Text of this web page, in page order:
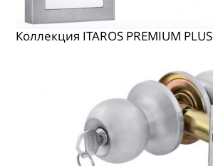
Коллекция ITAROS PREMIUM PLUS